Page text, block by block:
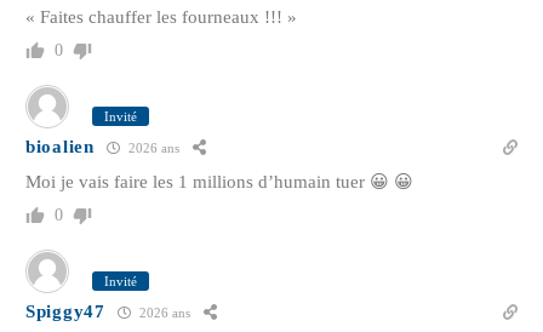
« Faites chauffer les fourneaux !!! »
0
Invité
bioalien 2026 ans
Moi je vais faire les 1 millions d’humain tuer 😀 😀
0
Invité
Spiggy47 2026 ans